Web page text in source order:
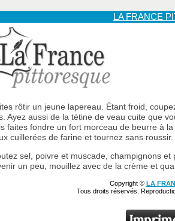
LA FRANCE
rôtir un jeune lapereau. Étant froid,
Ayez aussi de la tétine de veau cuite que
faites fondre un fort morceau de beurre à
cuillerées de farine et tournez sans roussir.
sel, poivre et muscade, champignons et
un peu, mouillez avec de la crème et
Copyright © LA
Tous droits réservés.